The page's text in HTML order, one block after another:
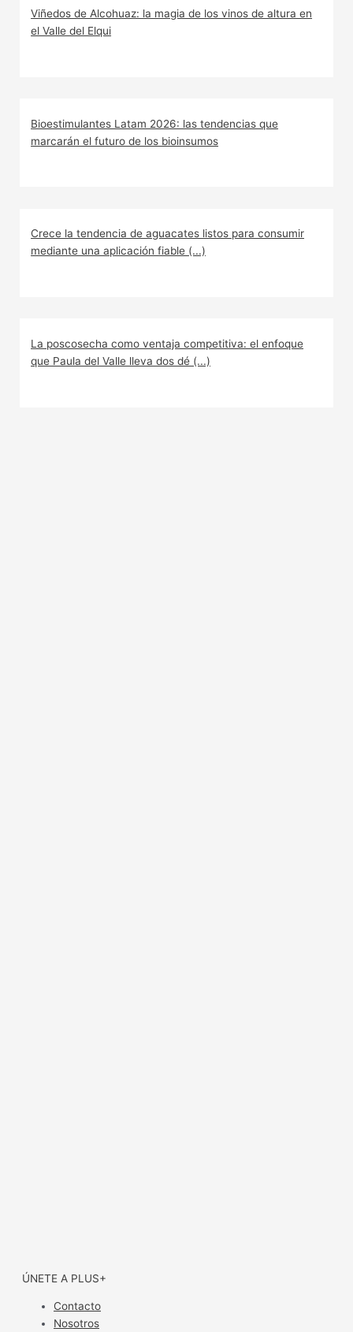
Viñedos de Alcohuaz: la magia de los vinos de altura en
el Valle del Elqui
Bioestimulantes Latam 2026: las tendencias que
marcarán el futuro de los bioinsumos
Crece la tendencia de aguacates listos para consumir
mediante una aplicación fiable (...)
La poscosecha como ventaja competitiva: el enfoque
que Paula del Valle lleva dos dé (...)
ÚNETE A PLUS+
Contacto
Nosotros